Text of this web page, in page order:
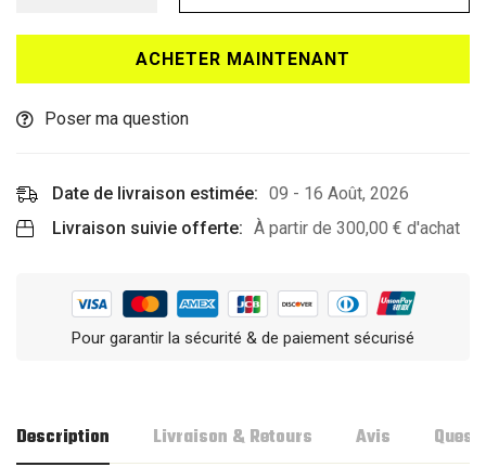
ACHETER MAINTENANT
Poser ma question
Date de livraison estimée: 09 - 16 Août, 2026
Livraison suivie offerte: À partir de 300,00 € d'achat
Pour garantir la sécurité & de paiement sécurisé
Description Livraison & Retours Avis